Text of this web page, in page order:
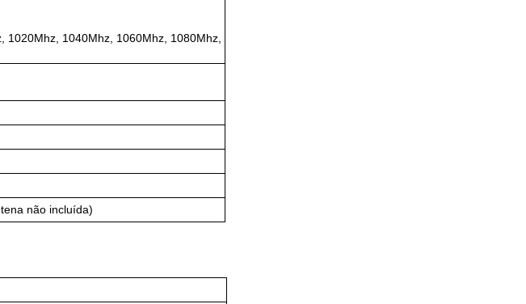
1020Mhz, 1040Mhz, 1060Mhz, 1080Mhz,
não incluída)